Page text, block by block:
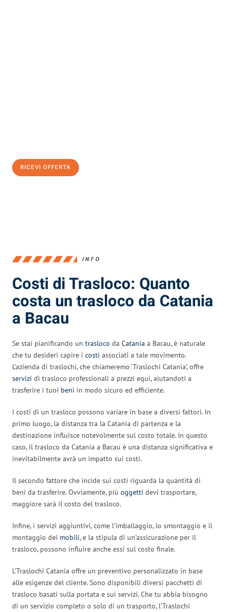
RICEVI OFFERTA
INFO
Costi di Trasloco: Quanto
costa un trasloco da Catania
a Bacau
Se stai pianificando un trasloco da Catania a Bacau, è naturale
che tu desideri capire i costi associati a tale movimento.
L’azienda di traslochi, che chiameremo ‘Traslochi Catania’, offre
servizi di trasloco professionali a prezzi equi, aiutandoti a
trasferire i tuoi beni in modo sicuro ed efficiente.
I costi di un trasloco possono variare in base a diversi fattori. In
primo luogo, la distanza tra la Catania di partenza e la
destinazione influisce notevolmente sul costo totale. In questo
caso, il trasloco da Catania a Bacau è una distanza significativa e
inevitabilmente avrà un impatto sui costi.
Il secondo fattore che incide sui costi riguarda la quantità di
beni da trasferire. Ovviamente, più oggetti devi trasportare,
maggiore sarà il costo del trasloco.
Infine, i servizi aggiuntivi, come l’imballaggio, lo smontaggio e il
montaggio dei mobili, e la stipula di un’assicurazione per il
trasloco, possono influire anche essi sul costo finale.
L’Traslochi Catania offre un preventivo personalizzato in base
alle esigenze del cliente. Sono disponibili diversi pacchetti di
trasloco basati sulla portata e sui servizi. Che tu abbia bisogno
di un servizio completo o solo di un trasporto, l’Traslochi